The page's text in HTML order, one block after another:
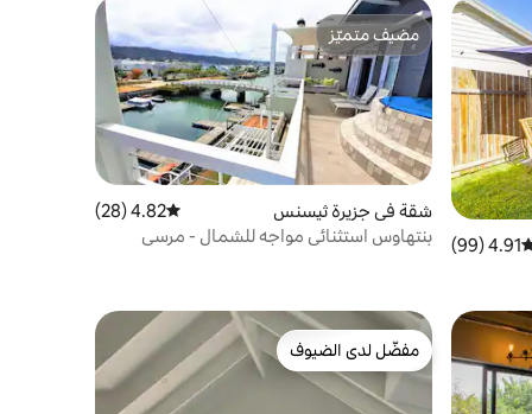
التقييم 4.91 من 5، 99 مراجعات
4.91 (99)
مضيف متميّز
مضيف متميّز
شقة في جزيرة ثيسنس متوسط التقييم 4.82 من 5، 28 مراجعات
4.82 (28)
بنتهاوس استثنائي مواجه للشمال - مرسى
مفضّل لدى الضيوف
مفضّل لدى الضيوف